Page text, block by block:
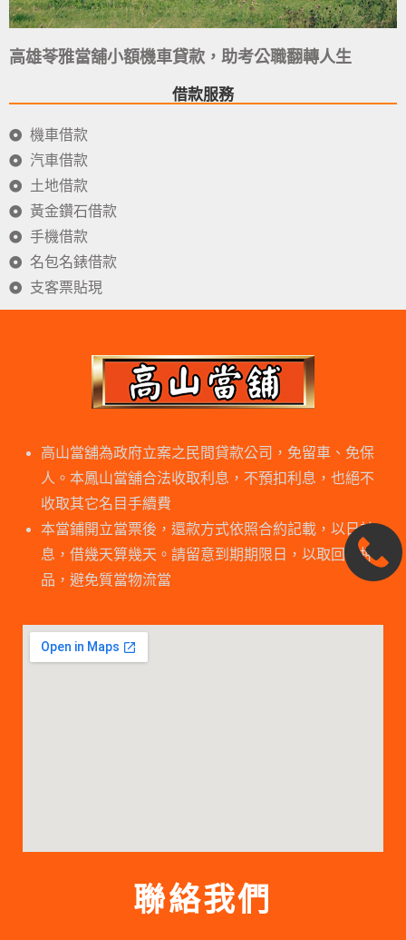
高雄苓雅當舖小額機車貸款，助考公職翻轉人生
借款服務
機車借款
汽車借款
土地借款
黃金鑽石借款
手機借款
名包名錶借款
支客票貼現
高山當舖為政府立案之民間貸款公司，免留車、免保
人。本鳳山當舖合法收取利息，不預扣利息，也絕不
收取其它名目手續費
本當鋪開立當票後，還款方式依照合約記載，以日計
息，借幾天算幾天。請留意到期期限日，以取回抵押
品，避免質當物流當
聯絡我們